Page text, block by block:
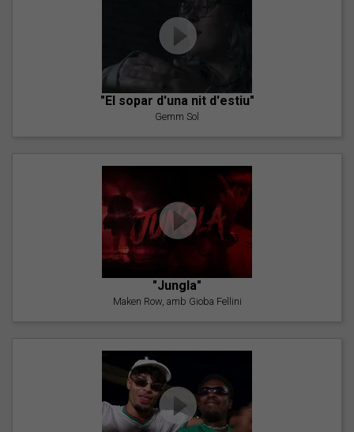
"El sopar d'una nit d'estiu"
Gemm Sol
"Jungla"
Maken Row, amb Gioba Fellini